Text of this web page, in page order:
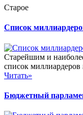
Старое
Список
Старейшим и
список
Читать»
Бюджетный